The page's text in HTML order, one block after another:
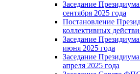
Заседание
сентября 2025 года
Постановление
коллективных
Заседание
июня 2025 года
Заседание
апреля 2025 года